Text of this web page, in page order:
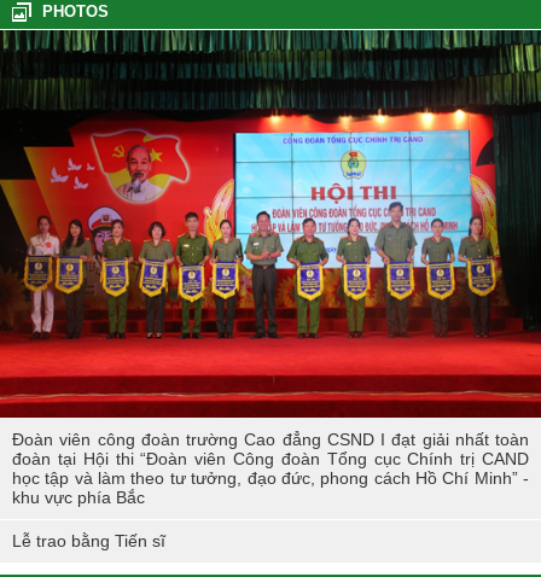
Tổng kết hoạt động thực tế đợt I - K60S
Các sự kiện tiêu biểu của Tuổi trẻ Nhà trường năm học 2023-2024
TÔI LÀM CÔNG AN XÃ
Hoạt động thực tế chính trị của cán bộ, học viên tại Hoà Bình
Hội thi tìm hiểu, sáng kiến về phòng, chống tác hại của thuốc lá
trong tuổi trẻ Trường Cao đẳng Cảnh sát nhân dân I
Tuổi trẻ Trường Cao đẳng CSND I tích cực triển khai đề án 06 của
Chính phủ
PHOTOS
Đoàn viên công đoàn trường Cao đẳng CSND I đạt giải nhất toàn
đoàn tại Hội thi “Đoàn viên Công đoàn Tổng cục Chính trị CAND
học tập và làm theo tư tưởng, đạo đức, phong cách Hồ Chí Minh” -
khu vực phía Bắc
Lễ trao bằng Tiến sĩ